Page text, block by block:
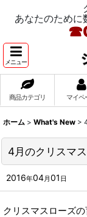
あなたのために
☎
メニュー
商品カテゴリ マイペ
ホーム > What's New >
4月のクリスマ
2016年04月01 日
クリスマスローズ